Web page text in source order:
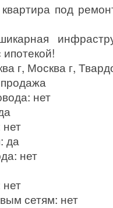
под
г, Москва г,
нет
да
нет
сетям: нет